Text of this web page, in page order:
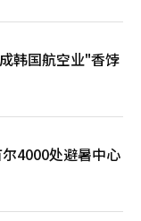
也是同样的道理。
系统，必须重新设计
能源同样是决定
厂消耗巨大的电力。
长远角度重新设计
网络和能源存储系
任务只有一个：改
整，而是国家系统
的真正任务也在于
换，国家愿景就会
不是五年的国家政
战略。 工业化拯救
。这一表达不仅仅
多国民却在靠折扣便
在正常工资下几乎
育率下降。台湾的超
济在增长，但社会却
题
台湾经济两极化的原
湾元的价值保持在
当代青年拥有更高水
字化能力，他们的
。 事实上，
盾，而是制度层面的
复杂冗长，责任规
长期承诺的劳动市场
题，仍有不少停留
源于机会减少带来
正在减弱，担忧个人
人），导致自然减
龄化的影响。在20个
的人口也出现了减
率为1.14，连续10
人，是统计以来
2023年的中位数
年。 在东京
势。虽然23个区的整
谷和目黑三区却出
孩子的家庭推向市
央区新建的大型住
韩国航空业"香饽
4000处避暑中心